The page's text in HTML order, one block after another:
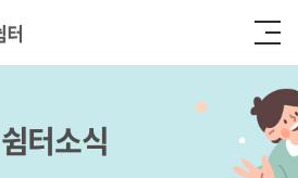
쉼터소식